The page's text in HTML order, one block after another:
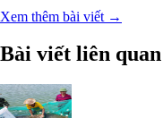
Xem thêm bài viết →
Bài viết liên quan